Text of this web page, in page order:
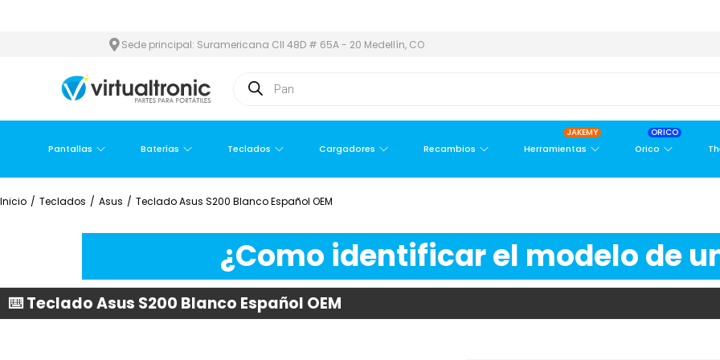
Sede principal: Suramericana Cll 48D # 65A - 20 Medellín, CO
Pantallas Baterías Teclados Cargadores Recambios Herramientas
JAKEMY
Orico
ORICO
Inicio / Teclados / Asus / Teclado Asus S200 Blanco Español OEM
¿Como identificar el modelo de
⌨️ Teclado Asus S200 Blanco Español OEM